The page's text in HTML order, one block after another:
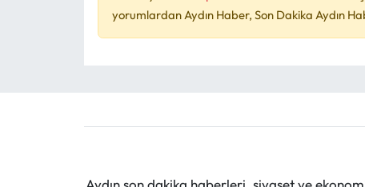
yorumlardan Aydın Haber, Son Dakika Aydın